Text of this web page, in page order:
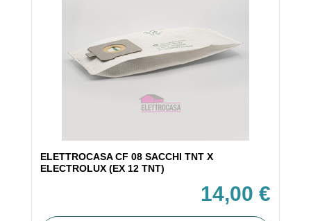
ELETTROCASA CF 08 SACCHI TNT X
ELECTROLUX (EX 12 TNT)
14,00 €